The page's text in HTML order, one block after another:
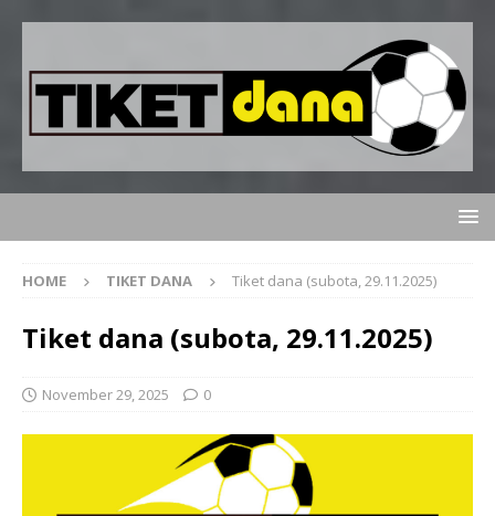
HOME TIKET DANA Tiket dana (subota, 29.11.2025)
Tiket dana (subota, 29.11.2025)
November 29, 2025 0